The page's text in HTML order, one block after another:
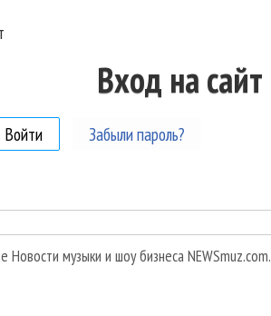
Вход на сайт
Войти (активная вкладка)
Забыли пароль?
Новости музыки и шоу бизнеса NEWSmuz.com.